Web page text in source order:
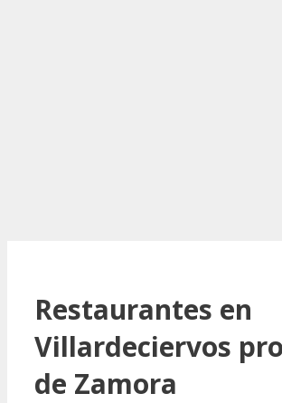
Restaurantes en
Villardeciervos
de Zamora